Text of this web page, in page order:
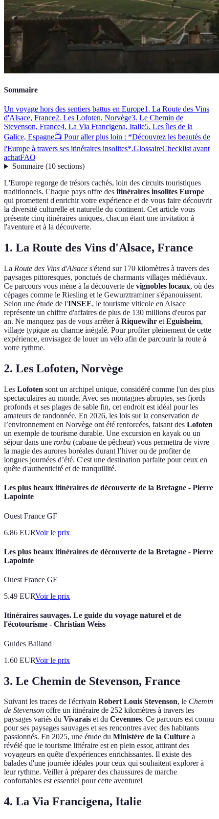
Sommaire
Un voyage hors des sentiers battus en Europe1. La Route des Vins
d'Alsace, France2. Les Lofoten, Norvège3. Le Chemin de
Stevenson, France4. La Via Francigena, Italie5. Les îles de la
Galice, Espagne📺 Pour aller plus loin : *Découvrez les beautés de
l'Europe à travers ses itinéraires insolites*.GlossaireChecklist avant
achatFAQ
Sommaire(10 sections)
L'Europe regorge de trésors cachés, loin des circuits touristiques
traditionnels. Chaque pays offre des itinéraires insolites Europe
qui promettent d'enrichir votre expérience et de vous faire découvrir
la diversité culturelle et naturelle du continent. Cet article vous
présente cinq itinéraires uniques, chacun étant une invitation à
l'aventure et à la découverte.
1. La Route des Vins d'Alsace, France
La Route des Vins d'Alsace s'étend sur 170 kilomètres à travers des
paysages pittoresques, ponctués de charmants villages médiévaux.
Ce parcours vous mène à la découverte de vignobles locaux, où des
cépages comme le Riesling et le Gewurztraminer s'épanouissent.
Selon une étude de l'INSEE, le tourisme viticole en Alsace
représente un chiffre d'affaires de plus de 130 millions d'euros par
an. Ne manquez pas de vous arrêter à Riquewihr et Eguisheim,
village typique au charme inégalé. Pour profiter pleinement de cette
expérience, envisagez de louer un vélo afin de parcourir la route à
votre rythme.
2. Les Lofoten, Norvège
Les Lofoten sont un archipel unique, considéré comme l'un des plus
spectaculaires au monde. Avec ses montagnes abruptes, ses fjords
profonds et ses plages de sable fin, cet endroit est idéal pour les
amateurs de randonnée. En 2026, les lois sur la conservation de
l’environnement en Norvège ont été renforcées, faisant des Lofoten
un exemple de tourisme durable. Une excursion en kayak ou un
séjour dans une rorbu (cabane de pêcheur) vous permettra de vivre
la magie des aurores boréales durant l’hiver ou de profiter de
longues journées d’été. C'est une destination parfaite pour ceux en
quête d'authenticité et de tranquillité.
Les plus beaux itinéraires de découverte de la Bretagne - Pierre
Lapointe
Ouest France GF
6.86 EURVoir le prix
Les plus beaux itinéraires de découverte de la Bretagne - Pierre
Lapointe
Ouest France GF
5.49 EURVoir le prix
Itinéraires sauvages. Le guide du voyage naturel et de
l'écotourisme - Christian Weiss
Guides Balland
1.60 EURVoir le prix
3. Le Chemin de Stevenson, France
Suivant les traces de l'écrivain Robert Louis Stevenson, le Chemin
de Stevenson offre un itinéraire de 252 kilomètres à travers les
paysages variés du Vivarais et du Cevennes. Ce parcours est connu
pour ses paysages sauvages et ses rencontres avec des habitants
passionnés. En 2025, une étude du Ministère de la Culture a
révélé que le tourisme littéraire est en plein essor, attirant des
voyageurs en quête d'expériences enrichissantes. Il existe des
balades d'une journée idéales pour ceux qui souhaitent explorer à
leur rythme. Veiller à préparer des chaussures de marche
confortables est essentiel pour cette aventure!
4. La Via Francigena, Italie